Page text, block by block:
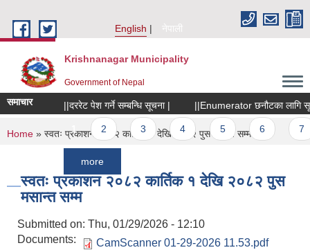
English
नेपाली
Krishnanagar Municipality
Government of Nepal
समाचार ||दररेट पेश गर्ने सम्बन्धि सूचना | ||Enumerator छनौटका लागि सूचना ||
Pages
1 2 3 4 5 6
more
You are here
Home » स्वतः प्रकाशन २०८२ कार्तिक १ देखि २०८२ पुस मसान्त सम्म
स्वतः प्रकाशन २०८२ कार्तिक १ देखि २०८२ पुस
मसान्त सम्म
Submitted on: Thu, 01/29/2026 - 12:10
Documents:
CamScanner 01-29-2026 11.53.pdf